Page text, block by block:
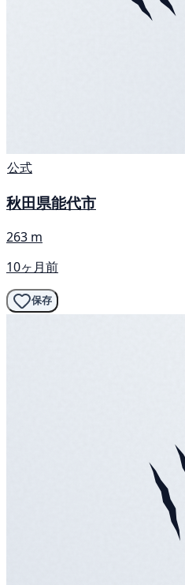
公式
秋田県能代市
263 m
10ヶ月前
保存